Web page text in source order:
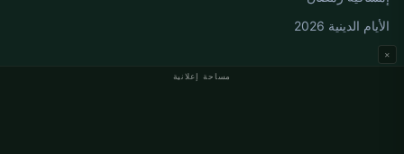
مساحة إعلانية
×
الأيام الدينية 2026